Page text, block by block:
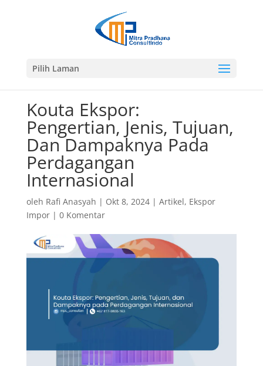
Pilih Laman
Kouta Ekspor:
Pengertian, Jenis, Tujuan,
Dan Dampaknya Pada
Perdagangan
Internasional
oleh Rafi Anasyah | Okt 8, 2024| Artikel, Ekspor
Impor| 0 Komentar